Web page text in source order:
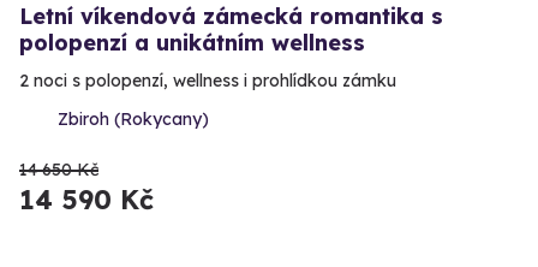
Letní víkendová zámecká romantika s
polopenzí a unikátním wellness
2 noci s polopenzí, wellness i prohlídkou zámku
Zbiroh (Rokycany)
14 650 Kč
14 590 Kč